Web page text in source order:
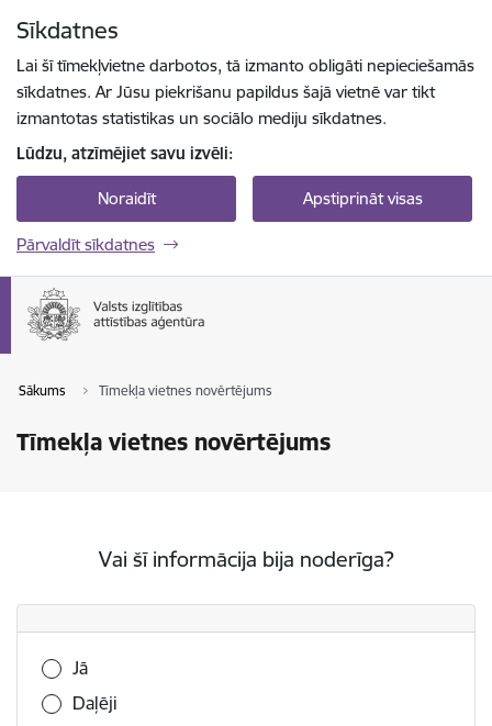
Sīkdatnes
Lai šī tīmekļvietne darbotos, tā izmanto obligāti nepieciešamās
sīkdatnes. Ar Jūsu piekrišanu papildus šajā vietnē var tikt
izmantotas statistikas un sociālo mediju sīkdatnes.
Lūdzu, atzīmējiet savu izvēli:
Noraidīt Apstiprināt visas
Pārvaldīt sīkdatnes
Sākums Tīmekļa vietnes novērtējums
Tīmekļa vietnes novērtējums
Vai šī informācija bija noderīga?
Vai šī informācija bija noderīga?
Jā
Daļēji